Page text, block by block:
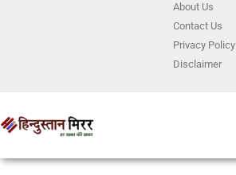
About Us
ContactUs
Privacy Policy
Disclaimer